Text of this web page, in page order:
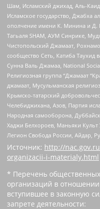
Шам, Исламский джихад, Аль-
Исламское государство, Джабха
ополчение имени К. Минина и Д.
Тагьаля SHAM, АУМ Синрике,
Чистопольский Джамаат,
сообщество Сеть, Катиба
Сунна Валь Джамаа, National
Религиозная группа “Джамаат
джамаат, Мусульманская
Крымско-татарский
Челебиджихана, Азов, Партия
Народная самооборона,
Хаджи Белхороев, Маньяки
Легион Свобода России, Айдар,
Источник: http://
organizacii-i-materialy.html
* Перечень
организаций в
вступившее в законную
запрете деятельности: